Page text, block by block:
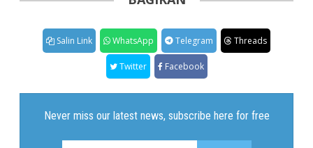
Salin Link WhatsApp Telegram Threads
Twitter Facebook